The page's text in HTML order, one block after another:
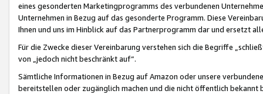
eines gesonderten Marketingprogramms des verbundenen
Unternehmen in Bezug auf das gesonderte Programm. Diese
Ihnen und uns im Hinblick auf das Partnerprogramm dar und ersetzt
Für die Zwecke dieser Vereinbarung verstehen sich die Begriffe
von „jedoch nicht beschränkt auf“.
Sämtliche Informationen in Bezug auf Amazon oder unsere
bereitstellen oder zugänglich machen und die nicht öffentlich